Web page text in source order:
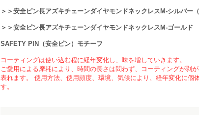
＞＞安全ピン長アズキチェーンダイヤモンドネックレスM-シルバー（
＞＞安全ピン長アズキチェーンダイヤモンドネックレスM-ゴールド
SAFETY PIN（安全ピン）モチーフ
コーティングは使い込む程に経年変化し、味を増していきます。
ご愛用による摩耗により、時間の長さは問わず、コーティングが剥
表れます。 使用方法、使用頻度、環境、気候により、経年変化に個
す。